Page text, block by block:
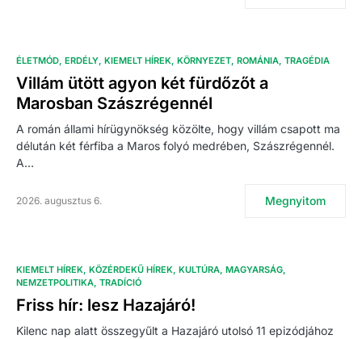
ÉLETMÓD ERDÉLY KIEMELT HÍREK KÖRNYEZET ROMÁNIA TRAGÉDIA
Villám ütött agyon két fürdőzőt a
Marosban Szászrégennél
A román állami hírügynökség közölte, hogy villám csapott ma
délután két férfiba a Maros folyó medrében, Szászrégennél.
A…
2026. augusztus 6. Megnyitom
KIEMELT HÍREK KÖZÉRDEKŰ HÍREK KULTÚRA MAGYARSÁG
NEMZETPOLITIKA TRADÍCIÓ
Friss hír: lesz Hazajáró!
Kilenc nap alatt összegyűlt a Hazajáró utolsó 11 epizódjához